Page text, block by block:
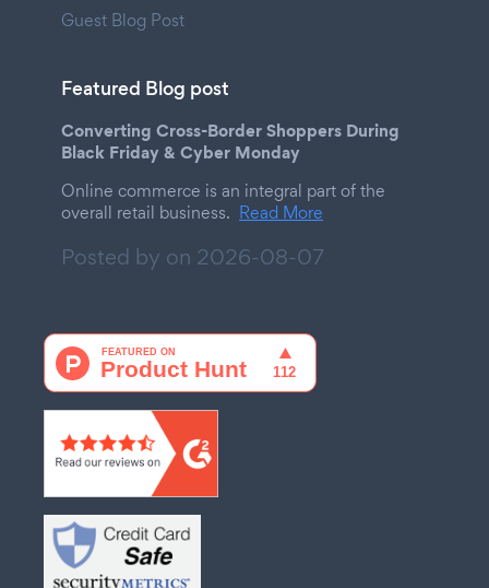
Guest Blog Post
Featured Blog post
Converting Cross-Border Shoppers During
Black Friday & Cyber Monday
Online commerce is an integral part of the
overall retail business. Read More
Posted by on 2026-08-07